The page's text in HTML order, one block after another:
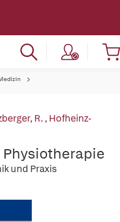
R.,Hofheinz-
Physiotherapie
und Praxis